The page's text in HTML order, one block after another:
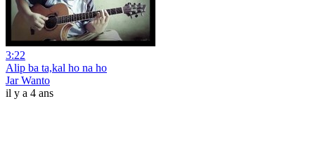
3:22
Alip ba ta,kal ho na ho
Jar Wanto
il y a 4 ans